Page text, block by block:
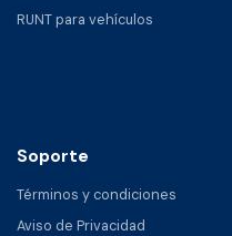
RUNT para vehículos
Soporte
Términos y condiciones
Aviso de Privacidad